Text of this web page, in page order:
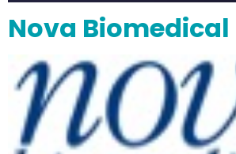
Nova Biomedical